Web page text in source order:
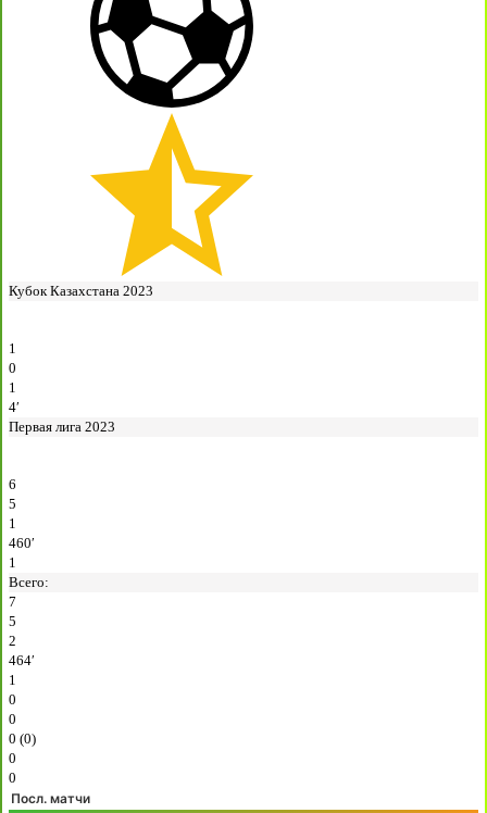
Кубок Казахстана 2023
1
0
1
4′
Первая лига 2023
6
5
1
460′
1
Всего:
7
5
2
464′
1
0
0
0 (0)
0
0
Посл. матчи